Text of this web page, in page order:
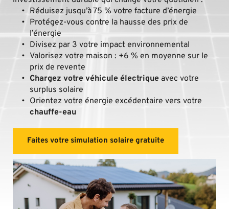
Réduisez jusqu’à 75 % votre facture d’énergie
Protégez-vous contre la hausse des prix de
l’énergie
Divisez par 3 votre impact environnemental
Valorisez votre maison : +6 % en moyenne sur le
prix de revente
Chargez votre véhicule électrique avec votre
surplus solaire
chauffe-eau
Faites votre simulation solaire gratuite